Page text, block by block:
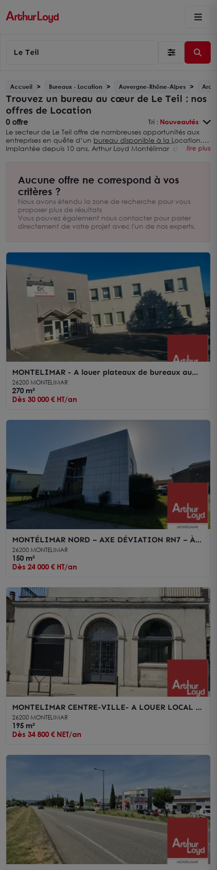
Le Teil
Accueil Bureaux - Location Auvergne-Rhône-Alpes
Trouvez un bureau au cœur de Le Teil : nos
offres de Location
0 offre Tri : Nouveautés
Le secteur de Le Teil offre de nombreuses opportunités aux
entreprises en quête d’un bureau disponible à la Location.
Implantée depuis 10 ans, Arthur Loyd Montélimar dispose
sein de Le Teil. Premier réseau national de conseil en
immobilier d’entreprise, Arthur Loyd favorise le succès des
entreprises de toute tailles en les aidant à réaliser leur projet
de Location, que ce soit dans le secteur de Le Teil ou sur
l’ensemble du sud Drôme-Ardèche.
lire plus
Aucune offre ne correspond à vos
critères ?
Nous avons étendu la zone de recherche pour vous
proposer plus de résultats
Vous pouvez également nous contacter pour parler
directement de votre projet avec l'un de nos experts.
MONTELIMAR - A louer plateaux de bureaux au
RDC d'environ 260 m2
26200 MONTELIMAR
270 m²
Dès 30 000 € HT/an
MONTÉLIMAR NORD – AXE DÉVIATION RN7 – À
LOUER BUREAUX AVEC ESPACE DE STOCKAGE DE
150 m² AVEC PARKING
26200 MONTELIMAR
150 m²
Dès 24 000 € HT/an
MONTELIMAR CENTRE-VILLE- A LOUER LOCAL À
USAGE DE BUREAUX DE 195 M2 - PROCHE
PARKING
26200 MONTELIMAR
195 m²
Dès 34 800 € NET/an